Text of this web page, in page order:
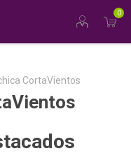
0
chica CortaVientos